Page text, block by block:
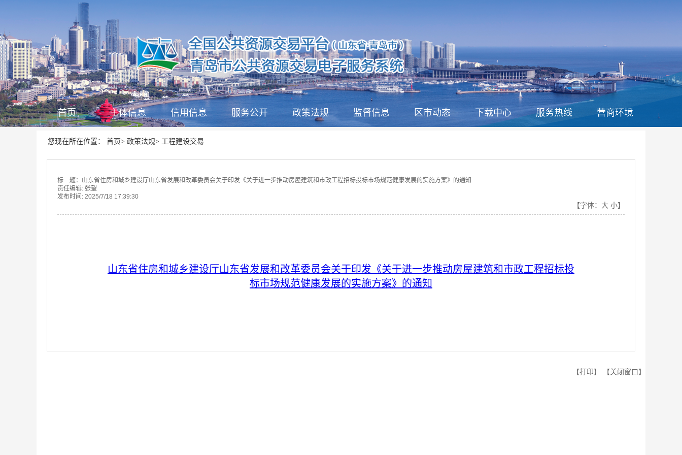
首页 主体信息 信用信息 服务公开 政策法规 监督信息 区市动态 下载中心 服务热线 营商环境
您现在所在位置： 首页> 政策法规> 工程建设交易
标 题：山东省住房和城乡建设厅山东省发展和改革委员会关于印发《关于进一步推动房屋建筑和市政工程招标投标市场规范健康发展的实施方案》的通知
责任编辑: 张望
发布时间: 2025/7/18 17:39:30
【字体： 大 小】
山东省住房和城乡建设厅山东省发展和改革委员会关于印发《关于进一步推动房屋建筑和市政工程招标投
标市场规范健康发展的实施方案》的通知
【打印】 【关闭窗口】